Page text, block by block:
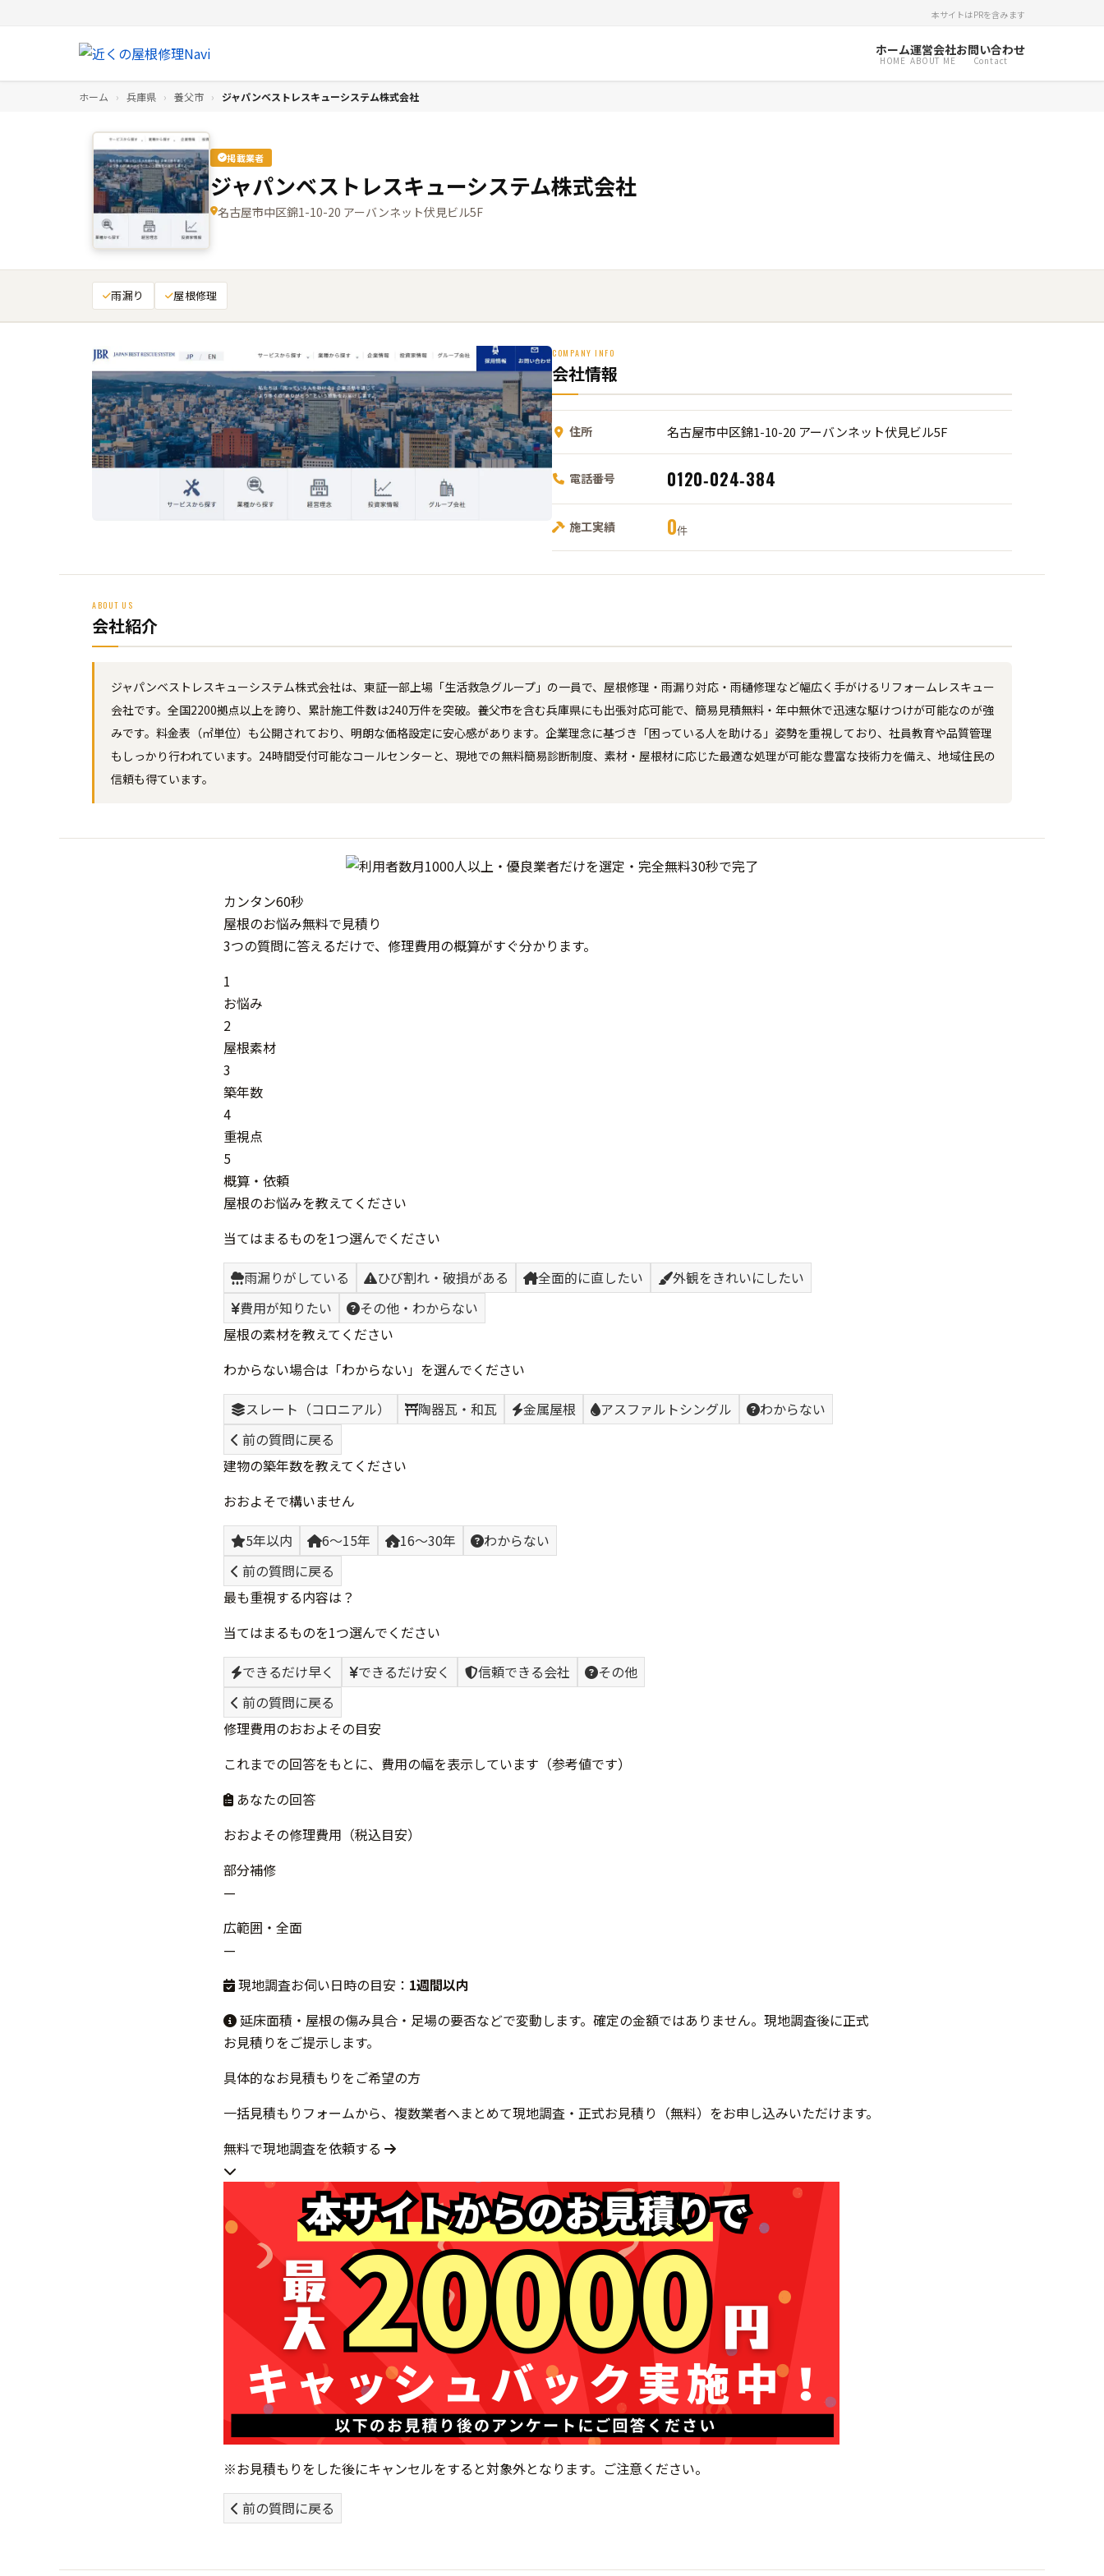
本サイトはPRを含みます
ホーム
HOME
運営会社
ABOUT ME
お問い合わせ
Contact
ホーム › 兵庫県 › 養父市 › ジャパンベストレスキューシステム株式会社
掲載業者
ジャパンベストレスキューシステム株式会社
名古屋市中区錦1-10-20 アーバンネット伏見ビル5F
雨漏り 屋根修理
COMPANY INFO
会社情報
住所 名古屋市中区錦1-10-20 アーバンネット伏見ビル5F
電話番号 0120‑024‑384
施工実績 0件
ABOUT US
会社紹介
ジャパンベストレスキューシステム株式会社は、東証一部上場「生活救急グループ」の一員で、屋根修理・雨漏り対応・雨樋修理など幅広く手がけるリフォームレスキュー
会社です。全国2200拠点以上を誇り、累計施工件数は240万件を突破。養父市を含む兵庫県にも出張対応可能で、簡易見積無料・年中無休で迅速な駆けつけが可能なのが強
みです。料金表（㎡単位）も公開されており、明朗な価格設定に安心感があります。企業理念に基づき「困っている人を助ける」姿勢を重視しており、社員教育や品質管理
もしっかり行われています。24時間受付可能なコールセンターと、現地での無料簡易診断制度、素材・屋根材に応じた最適な処理が可能な豊富な技術力を備え、地域住民の
信頼も得ています。
カンタン60秒
屋根のお悩み無料で見積り
3つの質問に答えるだけで、修理費用の概算がすぐ分かります。
1
お悩み
2
屋根素材
3
築年数
4
重視点
5
概算・依頼
屋根のお悩みを教えてください
当てはまるものを1つ選んでください
雨漏りがしている
ひび割れ・破損がある 全面的に直したい
外観をきれいにしたい
費用が知りたい
その他・わからない
屋根の素材を教えてください
わからない場合は「わからない」を選んでください
スレート（コロニアル）
陶器瓦・和瓦 金属屋根 アスファルトシングル
わからない
前の質問に戻る
建物の築年数を教えてください
おおよそで構いません
5年以内
6〜15年 16〜30年
わからない
前の質問に戻る
最も重視する内容は？
当てはまるものを1つ選んでください
できるだけ早く
できるだけ安く 信頼できる会社
その他
前の質問に戻る
修理費用のおおよその目安
これまでの回答をもとに、費用の幅を表示しています（参考値です）
あなたの回答
おおよその修理費用（税込目安）
部分補修
—
広範囲・全面
—
現地調査お伺い日時の目安： 1週間以内
延床面積・屋根の傷み具合・足場の要否などで変動します。確定の金額ではありません。現地調査後に正式
お見積りをご提示します。
具体的なお見積もりをご希望の方
一括見積もりフォームから、複数業者へまとめて現地調査・正式お見積り（無料）をお申し込みいただけます。
無料で現地調査を依頼する
※お見積もりをした後にキャンセルをすると対象外となります。ご注意ください。
前の質問に戻る